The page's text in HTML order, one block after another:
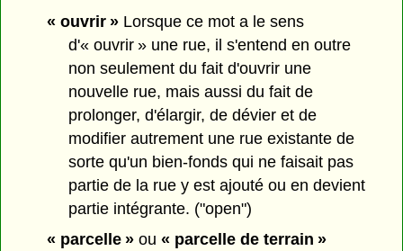
« ouvrir »Lorsque ce mot a le sens
d'« ouvrir » une rue, il s'entend en outre
non seulement du fait d'ouvrir une
nouvelle rue, mais aussi du fait de
prolonger, d'élargir, de dévier et de
modifier autrement une rue existante de
sorte qu'un bien-fonds qui ne faisait pas
partie de la rue y est ajouté ou en devient
partie intégrante. ("open")
« parcelle »ou « parcelle de terrain »